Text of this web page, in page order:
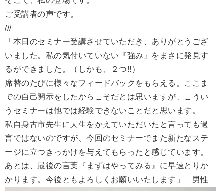
ご受講者の声です。
///
「本日のセミナー受講させていただき、ありがとうござ
いました。私の気付いていない『強み』をまさに発見す
るができました。（しかも、２つ!!）
席替のたびに様々なフィードバックをもらえる。ここま
での自己開示をしたからこそだとは思いますが、こうい
うセミナーは他では経験できないことだと思います。
私自身古市先生に人生をかえていただいたと言っても過
言ではないのですが、今回のセミナーでまた新たなステ
ージに立つきっかけを与えてもらったと感じています。
あとは、最後の言葉『まずはやってみる』に早速とりか
かります。今後ともよろしくお願いいたします」 男性